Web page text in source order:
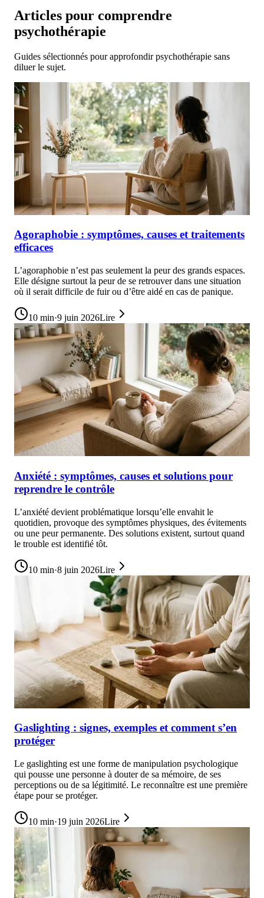
Articles pour comprendre
psychothérapie
Guides sélectionnés pour approfondir psychothérapie sans
diluer le sujet.
Agoraphobie : symptômes, causes et traitements
efficaces
L’agoraphobie n’est pas seulement la peur des grands espaces.
Elle désigne surtout la peur de se retrouver dans une situation
où il serait difficile de fuir ou d’être aidé en cas de panique.
10 min·9 juin 2026Lire
Anxiété : symptômes, causes et solutions pour
reprendre le contrôle
L’anxiété devient problématique lorsqu’elle envahit le
quotidien, provoque des symptômes physiques, des évitements
ou une peur permanente. Des solutions existent, surtout quand
le trouble est identifié tôt.
10 min·8 juin 2026Lire
Gaslighting : signes, exemples et comment s’en
protéger
Le gaslighting est une forme de manipulation psychologique
qui pousse une personne à douter de sa mémoire, de ses
perceptions ou de sa légitimité. Le reconnaître est une première
étape pour se protéger.
10 min·19 juin 2026Lire